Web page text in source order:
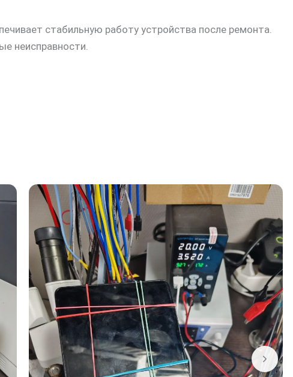
стабильную работу устройства после ремонта.
неисправности.